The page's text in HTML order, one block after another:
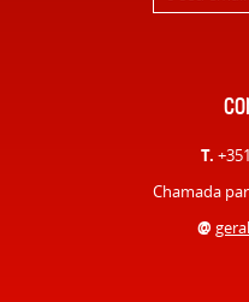
T.
Chamada
@